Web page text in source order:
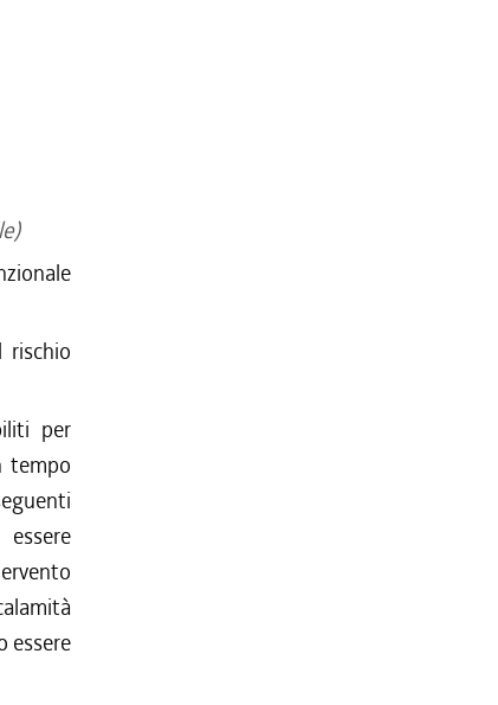
rischio
per
tempo
essere